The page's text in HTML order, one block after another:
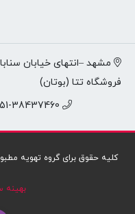
فروشگاه تتا (بوتان)
38437460
کلیه حقوق برای گروه تهویه
بهینه